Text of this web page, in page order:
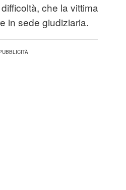
che la vittima
in sede giudiziaria.